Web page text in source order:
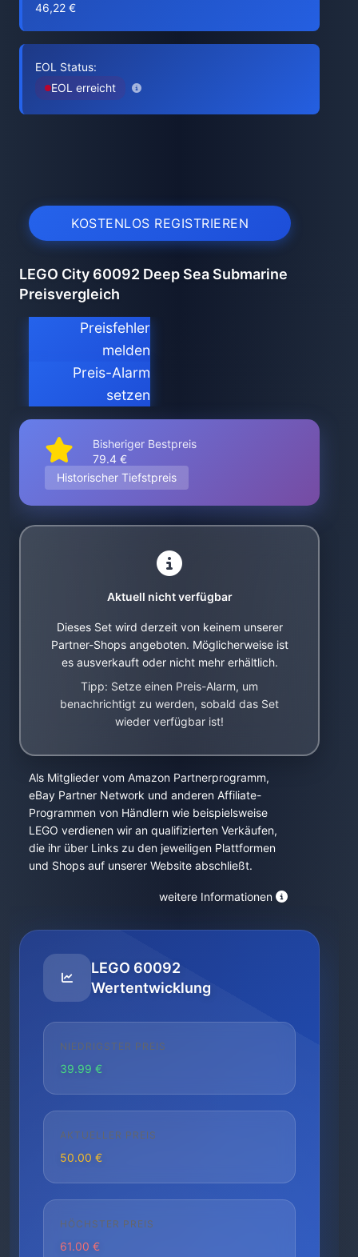
46,22 €
EOL Status:
EOL erreicht
KOSTENLOS REGISTRIEREN
LEGO City 60092 Deep Sea Submarine
Preisvergleich
Preisfehler
melden
Preis-Alarm
setzen
Bisheriger Bestpreis
79.4 €
Historischer Tiefstpreis
Aktuell nicht verfügbar
Dieses Set wird derzeit von keinem unserer
Partner-Shops angeboten. Möglicherweise ist
es ausverkauft oder nicht mehr erhältlich.
Tipp: Setze einen Preis-Alarm, um
benachrichtigt zu werden, sobald das Set
wieder verfügbar ist!
Als Mitglieder vom Amazon Partnerprogramm,
eBay Partner Network und anderen Affiliate-
Programmen von Händlern wie beispielsweise
LEGO verdienen wir an qualifizierten Verkäufen,
die ihr über Links zu den jeweiligen Plattformen
und Shops auf unserer Website abschließt.
weitere Informationen
LEGO 60092
Wertentwicklung
NIEDRIGSTER PREIS
39.99 €
AKTUELLER PREIS
50.00 €
HÖCHSTER PREIS
61.00 €